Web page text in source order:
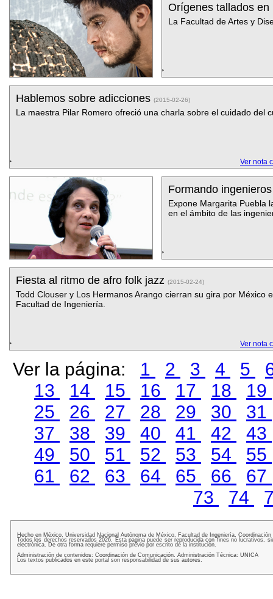
Orígenes tallados
La Facultad de Artes y
Hablemos sobre adicciones (2015-02-26)
La maestra Pilar Romero ofreció una charla sobre el cuidado del
Ver nota
Formando
Expone Margarita Puebla
en el ámbito de las
Fiesta al ritmo de afro folk jazz (2015-02-24)
Todd Clouser y Los Hermanos Arango cierran su gira por México
Facultad de Ingeniería.
Ver nota
Ver la página: 1 2 3 4 5
13
14 15 16 17 18
19
25
26 27 28 29 30
31
37
38 39 40 41 42
43
49
50 51 52 53 54
55
61
62 63 64 65 66
67
73
74
Hecho en México, Universidad Nacional Autónoma de México, Facultad de Ingeniería,
Todos los derechos reservados 2026. Esta pagina puede ser reproducida con fines no lucrativos,
electrónica. De otra forma requiere permiso previo por escrito de la institución.
Administración de contenidos: Coordinación de Comunicación. Administración Técnica: UNICA
Los textos publicados en este portal son responsabilidad de sus autores.